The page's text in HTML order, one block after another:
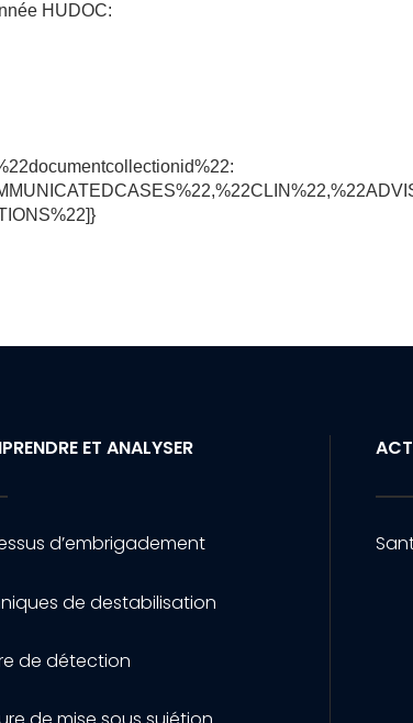
HUDOC:
ET ANALYSER
d’embrigadement
de destabilisation
de détection